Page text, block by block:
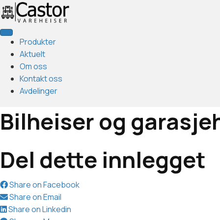
Produkter
Aktuelt
Om oss
Kontakt oss
Avdelinger
Bilheiser og
Del dette innlegget
Share on Facebook
Share on Email
Share on Linkedin